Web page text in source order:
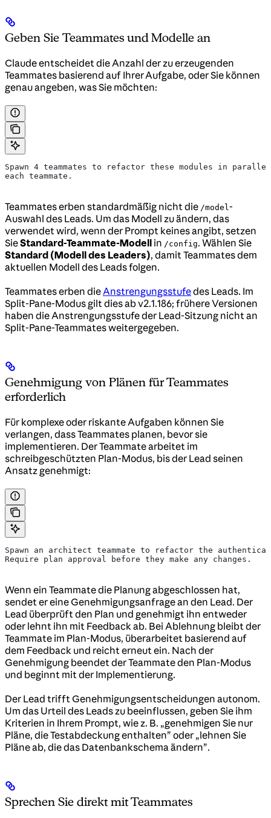
Geben Sie Teammates und Modelle an
Claude entscheidet die Anzahl der zu erzeugenden
Teammates basierend auf Ihrer Aufgabe, oder Sie können
genau angeben, was Sie möchten:
Spawn 4 teammates to refactor these modules in
each teammate.
Teammates erben standardmäßig nicht die /model -
Auswahl des Leads. Um das Modell zu ändern, das
verwendet wird, wenn der Prompt keines angibt, setzen
SieStandard-Teammate-Modell in /config. Wählen Sie
Standard (Modell des Leaders), damit Teammates dem
aktuellen Modell des Leads folgen.
Teammates erben die Anstrengungsstufedes Leads. Im
Split-Pane-Modus gilt dies ab v2.1.186; frühere Versionen
haben die Anstrengungsstufe der Lead-Sitzung nicht an
Split-Pane-Teammates weitergegeben.
Genehmigung von Plänen für Teammates
erforderlich
Für komplexe oder riskante Aufgaben können Sie
verlangen, dass Teammates planen, bevor sie
implementieren. Der Teammate arbeitet im
schreibgeschützten Plan-Modus, bis der Lead seinen
Ansatz genehmigt:
Spawn an architect teammate to refactor the
Require plan approval before they make any changes.
Wenn ein Teammate die Planung abgeschlossen hat,
sendet er eine Genehmigungsanfrage an den Lead. Der
Lead überprüft den Plan und genehmigt ihn entweder
oder lehnt ihn mit Feedback ab. Bei Ablehnung bleibt der
Teammate im Plan-Modus, überarbeitet basierend auf
dem Feedback und reicht erneut ein. Nach der
Genehmigung beendet der Teammate den Plan-Modus
und beginnt mit der Implementierung.
Der Lead trifft Genehmigungsentscheidungen autonom.
Um das Urteil des Leads zu beeinflussen, geben Sie ihm
Kriterien in Ihrem Prompt, wie z. B. „genehmigen Sie nur
Pläne, die Testabdeckung enthalten” oder „lehnen Sie
Pläne ab, die das Datenbankschema ändern”.
Sprechen Sie direkt mit Teammates